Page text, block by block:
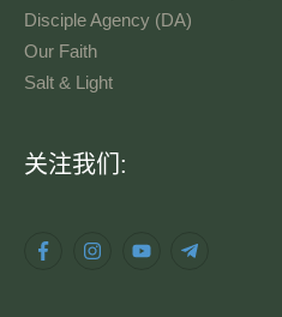
Disciple Agency (DA)
Our Faith
Salt & Light
关注我们:
语